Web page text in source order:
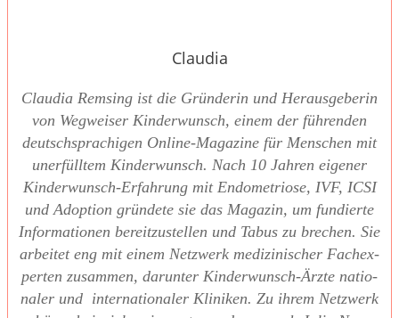
Claudia
Clau­dia Rem­sing ist die Grün­de­rin und Her­aus­ge­be­rin
von Weg­wei­ser Kin­der­wunsch, einem der füh­ren­den
deutsch­spra­chi­gen Online-Maga­zi­ne für Men­schen mit
uner­füll­tem Kin­der­wunsch. Nach 10 Jah­ren eige­ner
Kin­der­wunsch-Erfah­rung mit Endo­me­trio­se, IVF, ICSI
und Adop­ti­on grün­de­te sie das Maga­zin, um fun­dier­te
Infor­ma­tio­nen bereit­zu­stel­len und Tabus zu bre­chen. Sie
arbei­tet eng mit einem Netz­werk medi­zi­ni­scher Fach­ex­
per­ten zusam­men, dar­un­ter Kin­der­wunsch-Ärz­te natio­
na­ler und inter­na­tio­na­ler Kli­ni­ken. Zu ihrem Netz­werk